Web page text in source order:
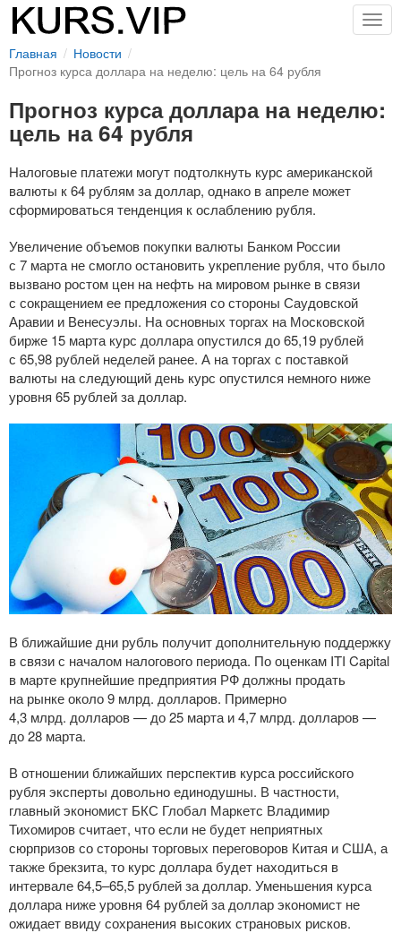
Главная
Новости
Прогноз курса доллара на неделю: цель на 64 рубля
Прогноз курса доллара на неделю:
цель на 64 рубля
Налоговые платежи могут подтолкнуть курс американской
валюты к 64 рублям за доллар, однако в апреле может
сформироваться тенденция к ослаблению рубля.
Увеличение объемов покупки валюты Банком России
с 7 марта не смогло остановить укрепление рубля, что было
вызвано ростом цен на нефть на мировом рынке в связи
с сокращением ее предложения со стороны Саудовской
Аравии и Венесуэлы. На основных торгах на Московской
бирже 15 марта курс доллара опустился до 65,19 рублей
с 65,98 рублей неделей ранее. А на торгах с поставкой
валюты на следующий день курс опустился немного ниже
уровня 65 рублей за доллар.
В ближайшие дни рубль получит дополнительную поддержку
в связи с началом налогового периода. По оценкам ITI Capital
в марте крупнейшие предприятия РФ должны продать
на рынке около 9 млрд. долларов. Примерно
4,3 млрд. долларов — до 25 марта и 4,7 млрд. долларов —
до 28 марта.
В отношении ближайших перспектив курса российского
рубля эксперты довольно единодушны. В частности,
главный экономист БКС Глобал Маркетс Владимир
Тихомиров считает, что если не будет неприятных
сюрпризов со стороны торговых переговоров Китая и США, а
также брекзита, то курс доллара будет находиться в
интервале 64,5–65,5 рублей за доллар. Уменьшения курса
доллара ниже уровня 64 рублей за доллар экономист не
ожидает ввиду сохранения высоких страновых рисков.